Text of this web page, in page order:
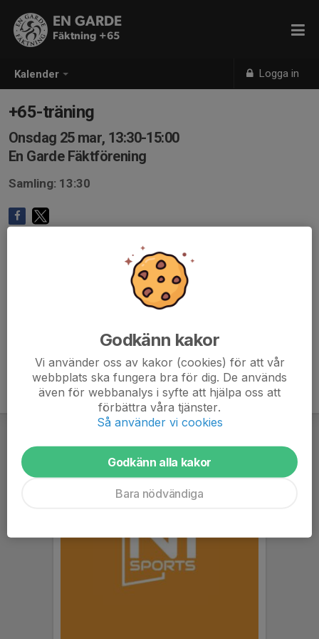
Kalender Logga in
EN GARDE
Fäktning +65
+65-träning
Onsdag 25 mar, 13:30-15:00
En Garde Fäktförening
Samling: 13:30
Godkänn kakor
Vi använder oss av kakor (cookies) för att vår
webbplats ska fungera bra för dig. De används
även för webbanalys i syfte att hjälpa oss att
förbättra våra tjänster.
Så använder vi cookies
Godkänn alla kakor
Bara nödvändiga